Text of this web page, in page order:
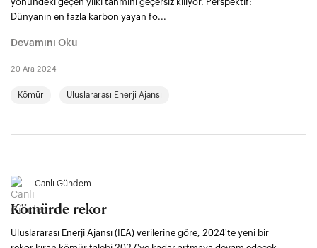
Dünyanın en fazla karbon yayan fo...
Devamını Oku
20 Ara 2024
Kömür Uluslararası Enerji Ajansı
Canlı Gündem
Kömürde rekor
Uluslararası Enerji Ajansı (IEA) verilerine göre, 2024'te yeni bir